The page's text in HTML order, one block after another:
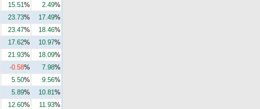
15.51 % 2.49%
23.73% 17.49%
23.47% 18.46%
17.62% 10.97%
21.93% 18.09%
-0.58% 7.98%
5.50% 9.56%
5.89% 10.81 %
12.60% 11.93%